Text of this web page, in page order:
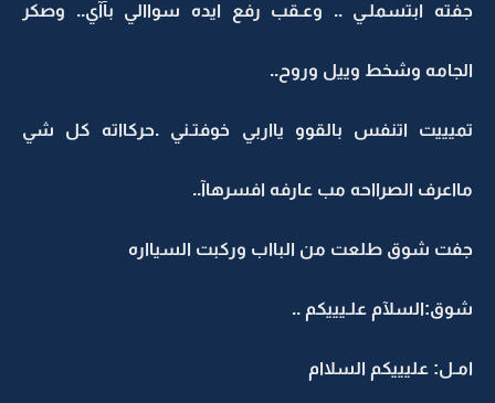
جفته ابتسملـي .. وعـقب رفع ايده سواالي بآآي.. وصكر
الجامه وشخط وييل وروح..
تميييت اتنفس بالقوو يااربي خوفتـني .حركااته كل شي
مااعرف الصرااحه مب عارفه افسرهاآ..
جفت شوق طلعت من البااب وركبت السيااره
شوق:السلآم علـيييكم ..
امـل: عليييكم السلاام